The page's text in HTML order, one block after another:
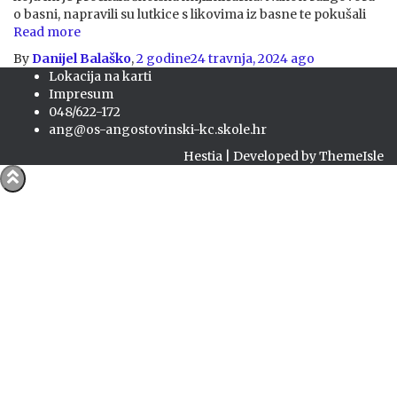
o basni, napravili su lutkice s likovima iz basne te pokušali
Read more
By Danijel Balaško,2 godine24 travnja, 2024 ago
Lokacija na karti
Impresum
048/622-172
ang@os-angostovinski-kc.skole.hr
Hestia | Developed byThemeIsle